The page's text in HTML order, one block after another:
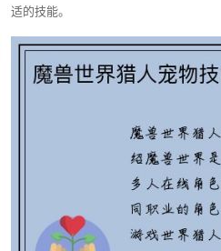
适的技能。